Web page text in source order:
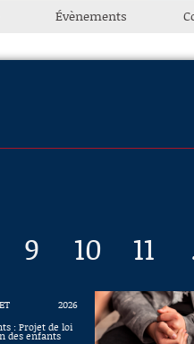
Évènements
9 10 11
2026
: Projet de loi
des enfants